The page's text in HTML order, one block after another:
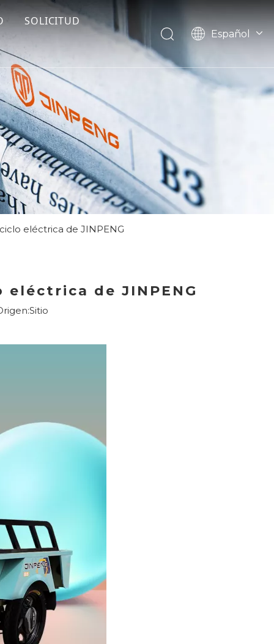
SOLICITUD
Español
Français
Pусский
eléctrica de JINPENG
de JINPENG
Sitio